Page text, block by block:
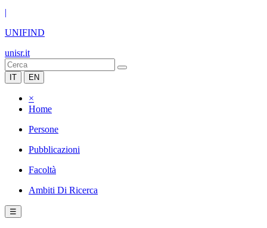
|
UNIFIND
unisr.it
IT EN
×
Home
Persone
Pubblicazioni
Facoltà
Ambiti Di Ricerca
☰